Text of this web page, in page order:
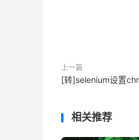
上一篇
[转]selenium设置
相关推荐